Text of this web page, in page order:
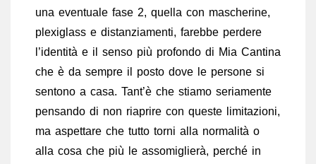
una eventuale fase 2, quella con mascherine,
plexiglass e distanziamenti, farebbe perdere
l’identità e il senso più profondo di Mia Cantina
che è da sempre il posto dove le persone si
sentono a casa. Tant’è che stiamo seriamente
pensando di non riaprire con queste limitazioni,
ma aspettare che tutto torni alla normalità o
alla cosa che più le assomiglierà, perché in